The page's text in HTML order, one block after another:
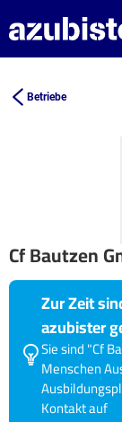
Betriebe
Cf Bautzen
Zur Zeit
azubister
Sie sind "Cf
Menschen
Kontakt auf